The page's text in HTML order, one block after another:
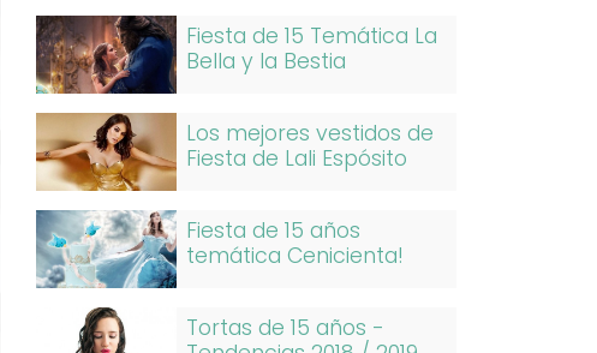
Fiesta de 15 Temática La
Bella y la Bestia
Los mejores vestidos de
Fiesta de Lali Espósito
Fiesta de 15 años
temática Cenicienta!
Tortas de 15 años -